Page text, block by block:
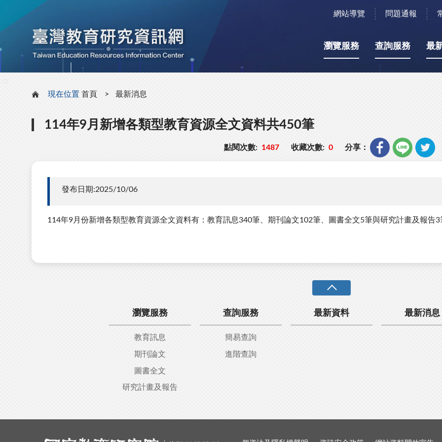
網站導覽 問題通報
瀏覽服務 查詢服務 最
現在位置 首頁 最新消息
114年9月新增各類型教育資源全文資料共450筆
點閱次數: 1487 收藏次數: 0 分享：
發布日期:2025/10/06
114年9月份新增各類型教育資源全文資料有：教育訊息340筆、期刊論文102筆、圖書全文5筆與研究計畫及報告
瀏覽服務
教育訊息
期刊論文
圖書全文
研究計畫及報告
查詢服務
簡易查詢
進階查詢
最新資料 最新消息